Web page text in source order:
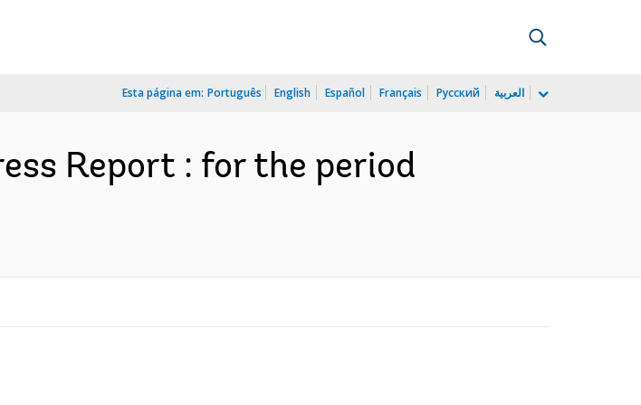
Esta página em: Português English Español Français Русский العربية
Report : for the period